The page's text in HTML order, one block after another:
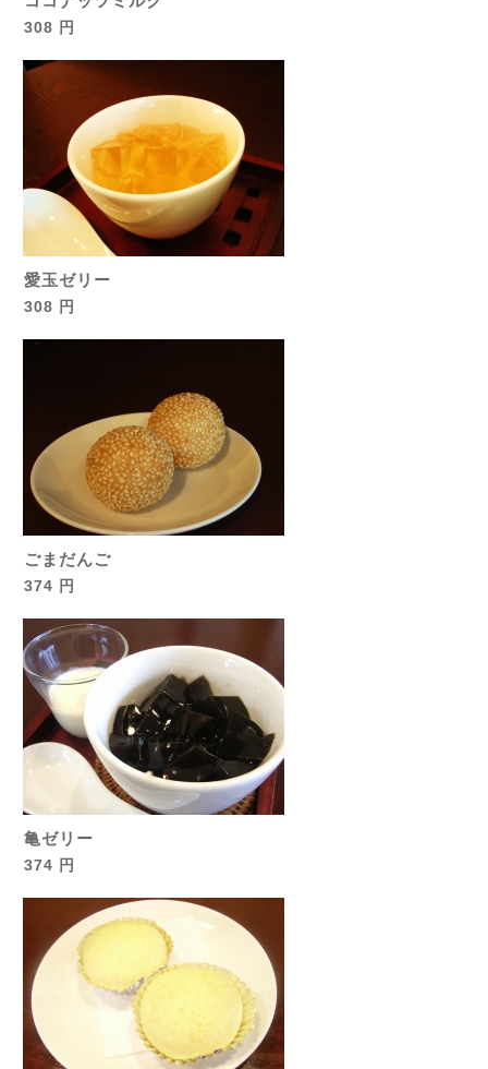
308 円
愛玉ゼリー
308 円
ごまだんご
374 円
亀ゼリー
374 円